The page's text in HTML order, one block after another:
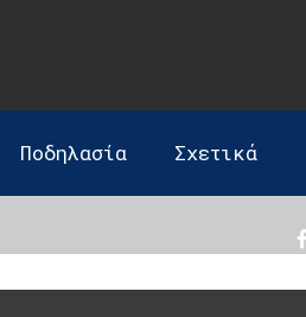
Ποδηλασία Σχετικά